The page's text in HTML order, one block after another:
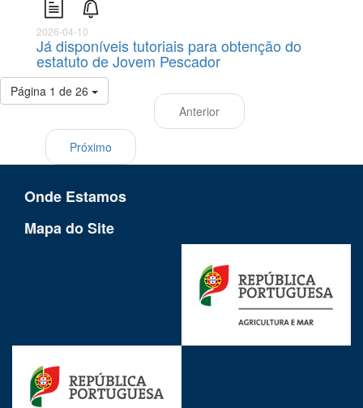
2026-04-10
Já disponíveis tutoriais para obtenção do
estatuto de Jovem Pescador
Página 1 de 26
Anterior
Próximo
Onde Estamos
Mapa do Site